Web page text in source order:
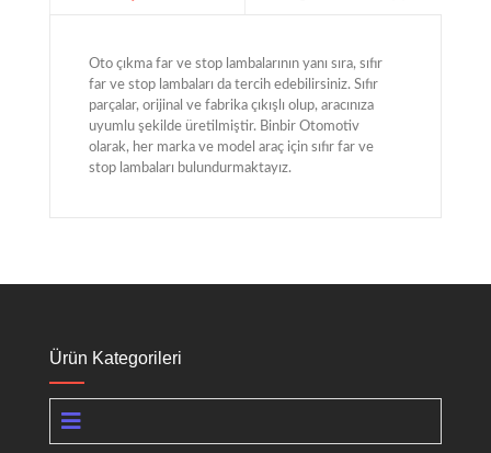
Oto çıkma far ve stop lambalarının yanı sıra, sıfır
far ve stop lambaları da tercih edebilirsiniz. Sıfır
parçalar, orijinal ve fabrika çıkışlı olup, aracınıza
uyumlu şekilde üretilmiştir. Binbir Otomotiv
olarak, her marka ve model araç için sıfır far ve
stop lambaları bulundurmaktayız.
Ürün Kategorileri